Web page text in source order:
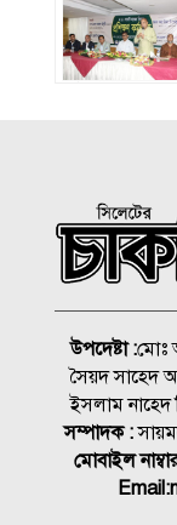
উপদেষ্টা :মোঃ
সৈয়দ সাহেদ
ইসলাম নাহেদ
সম্পাদক :
মোবাইল
Email: